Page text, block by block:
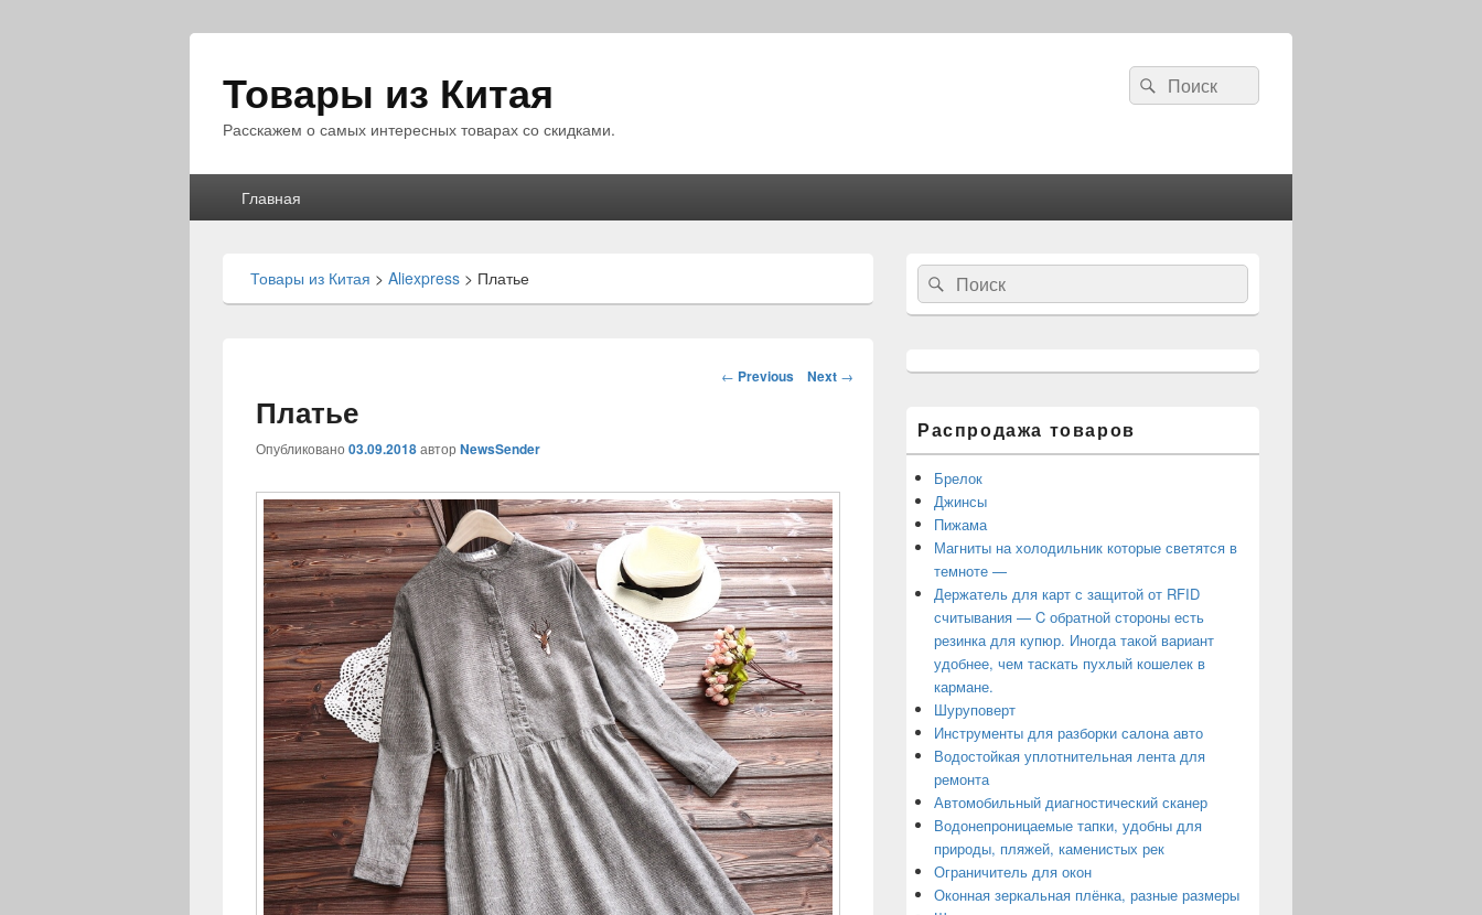
Товары из Китая
Расскажем о самых интересных товарах со скидками.
Search
for:
Search
Главная
Товары из Китая > Aliexpress > Платье
Навигация
← Previous Next →
Платье
Опубликовано 03.09.2018автор NewsSender
Область
основной
боковой
панели
Search
for:
Search
Распродажа товаров
Брелок
Джинсы
Пижама
Магниты на холодильник которые светятся в
темноте —
Держатель для карт с защитой от RFID
считывания — C обратной стороны есть
резинка для купюр. Иногда такой вариант
удобнее, чем таскать пухлый кошелек в
кармане.
Шуруповерт
Инструменты для разборки салона авто
Водостойкая уплотнительная лента для
ремонта
Автомобильный диагностический сканер
Водонепроницаемые тапки, удобны для
природы, пляжей, каменистых рек
Ограничитель для окон
Оконная зеркальная плёнка, разные размеры